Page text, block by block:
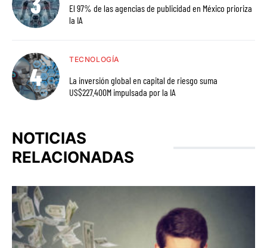
El 97% de las agencias de publicidad en México prioriza
la IA
TECNOLOGÍA
La inversión global en capital de riesgo suma
US$227.400M impulsada por la IA
NOTICIAS
RELACIONADAS